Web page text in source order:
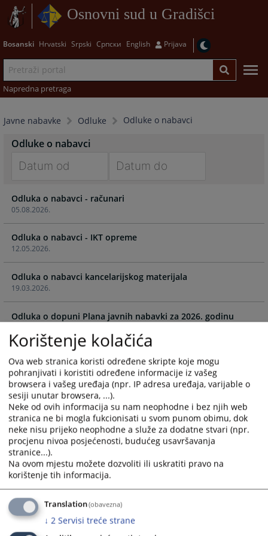
Osnovni sud u Gradišci
Bosanski Hrvatski Srpski Српски English Prijava
Napredna pretraga
Javne nabavke Odluke Odluke o nabavci
Odluke o nabavci
forward
to
interact
with
the
calendar
and
select
a
date.
the
question
mark
key
to
get
the
keyboard
shortcuts
for
changing
dates.
forward
interact
with
calendar
and
a
date.
the
question
mark
key
to
get
the
keyboard
shortcuts
for
changing
dates.
05.08.2026.
Odluka o nabavci - računari
12.05.2026.
Odluka o nabavci - IKT opreme
19.03.2026.
Odluka o nabavci kancelarijskog materijala
Odluka o dopuni Plana javnih nabavki za 2026. godinu
30.01.2026.
Odluka o izboru najpovoljnijeg ponuđača za gorivo
12.01.2026.
Odluka o pristupanju provođenja procedure nabavke
goriva
18.12.2025.
Odluka o izboru najpovoljnijeg ponuđača - nabavka CMS
omota i koverti
17.11.2025.
Odluka o pokretanju javne nabavke CMS koverte i omoti
Korištenje kolačića
Ova web stranica koristi određene skripte koje mogu
pohranjivati i koristiti određene informacije iz vašeg
browsera i vašeg uređaja (npr. IP adresa uređaja, varijable o
sesiji unutar browsera, ...).
Neke od ovih informacija su nam neophodne i bez njih web
stranica ne bi mogla fukcionisati u svom punom obimu, dok
neke nisu prijeko neophodne a služe za dodatne stvari (npr.
procjenu nivoa posjećenosti, budućeg usavršavanja
stranice...).
Na ovom mjestu možete dozvoliti ili uskratiti pravo na
korištenje tih informacija.
Translation(obavezna)
↓ 2 Servisi treće strane